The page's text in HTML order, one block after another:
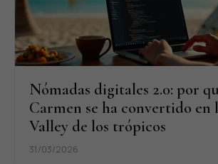
Nómadas digitales 2.0: por
Carmen se ha convertido en
Valley de los trópicos
31/03/2026